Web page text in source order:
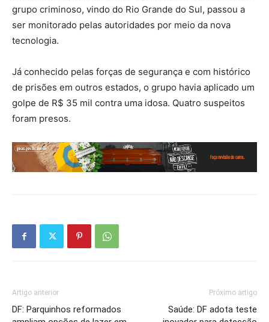
grupo criminoso, vindo do Rio Grande do Sul, passou a
ser monitorado pelas autoridades por meio da nova
tecnologia.
Já conhecido pelas forças de segurança e com histórico
de prisões em outros estados, o grupo havia aplicado um
golpe de R$ 35 mil contra uma idosa. Quatro suspeitos
foram presos.
Artigo anterior
DF: Parquinhos reformados
Próximo artigo
Saúde: DF adota teste